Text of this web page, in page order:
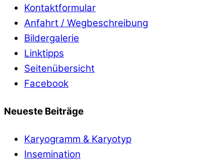
Kontaktformular
Anfahrt / Wegbeschreibung
Bildergalerie
Linktipps
Seitenübersicht
Facebook
Neueste Beiträge
Karyogramm & Karyotyp
Insemination